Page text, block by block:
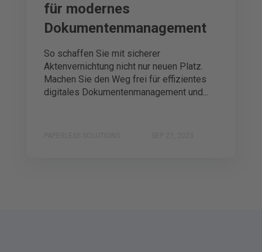
für modernes
Dokumentenmanagement
So schaffen Sie mit sicherer
Aktenvernichtung nicht nur neuen Platz.
Machen Sie den Weg frei für effizientes
digitales Dokumentenmanagement und...